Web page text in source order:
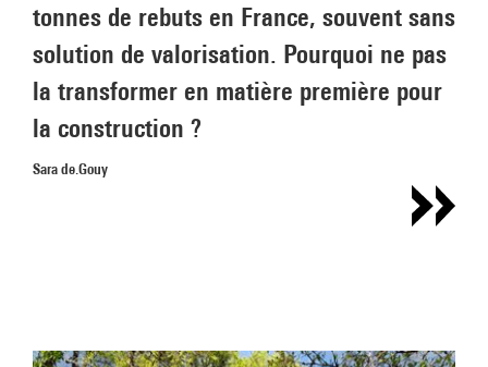
tonnes de rebuts en France, souvent sans
solution de valorisation. Pourquoi ne pas
la transformer en matière première pour
la construction ?
Sara de.Gouy